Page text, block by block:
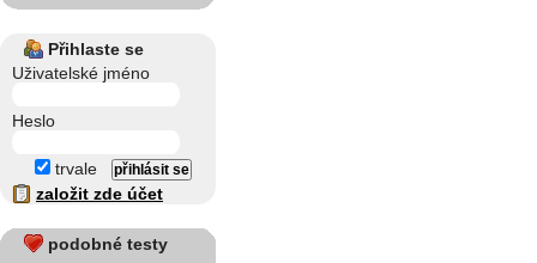
Přihlaste se
Uživatelské jméno
Heslo
trvale
založit zde účet
podobné testy